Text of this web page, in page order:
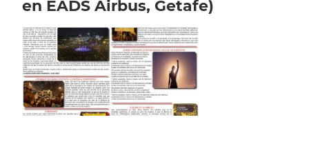
en EADS Airbus, Getafe)